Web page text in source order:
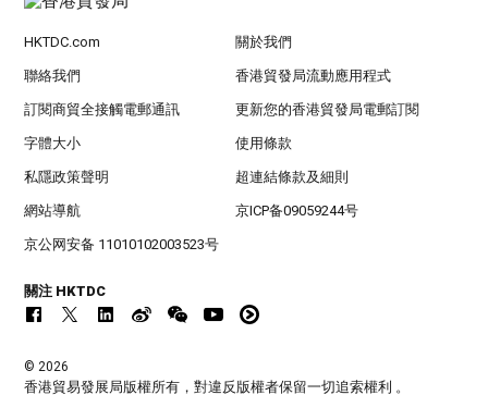
HKTDC.com 關於我們
聯絡我們 香港貿發局流動應用程式
訂閱商貿全接觸電郵通訊 更新您的香港貿發局電郵訂閱
字體大小 使用條款
私隱政策聲明 超連結條款及細則
網站導航 京ICP备09059244号
京公网安备 11010102003523号
關注 HKTDC
© 2026
香港貿易發展局版權所有，對違反版權者保留一切追索權利 。